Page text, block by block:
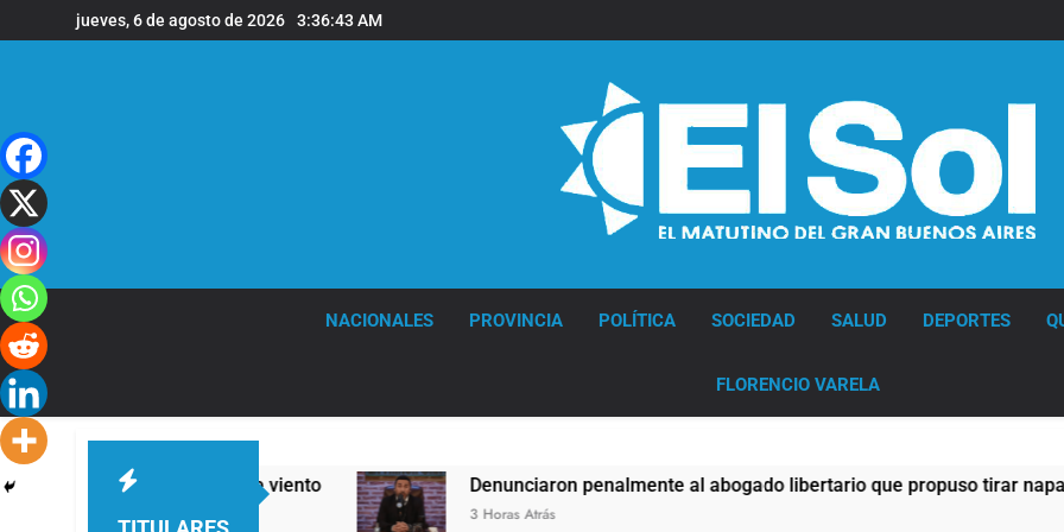
al
jueves, 6 de agosto de 2026 3:36:44 AM
NACIONALES PROVINCIA POLÍTICA SOCIEDAD SALUD DEPORTES
FLORENCIO VARELA
ráfagas de viento Denunciaron penalmente al abogado libertario que propuso tirar napalm sobre el
3 Horas Atrás